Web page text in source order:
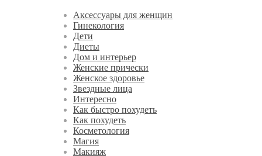
Аксессуары для женщин
Гинекология
Дети
Диеты
Дом и интерьер
Женские прически
Женское здоровье
Звездные лица
Интересно
Как быстро похудеть
Как похудеть
Косметология
Магия
Макияж